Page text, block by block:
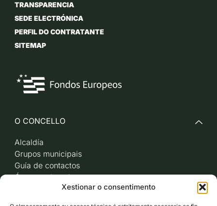
Xestionar o consentimento
TRANSPARENCIA
SEDE ELECTRÓNICA
PERFIL DO CONTRATANTE
SITEMAP
O CONCELLO
Alcaldía
Grupos municipais
Guía de contactos
Órganos de goberno
Acceso a videoactas